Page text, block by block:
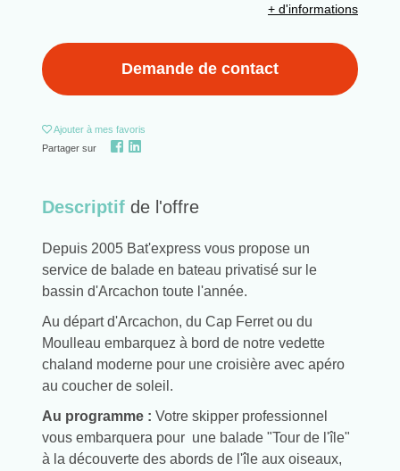
+ d'informations
Demande de contact
Ajouter à mes favoris
Partager sur
Descriptif de l'offre
Depuis 2005 Bat'express vous propose un
service de balade en bateau privatisé sur le
bassin d'Arcachon toute l'année.
Au départ d'Arcachon, du Cap Ferret ou du
Moulleau embarquez à bord de notre vedette
chaland moderne pour une croisière avec apéro
au coucher de soleil.
Au programme : Votre skipper professionnel
vous embarquera pour une balade "Tour de l'île"
à la découverte des abords de l'île aux oiseaux,